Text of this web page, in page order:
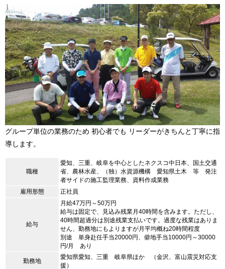
グループ単位の業務のため 初心者でも リーダーがきちんと丁寧に指
導します。
職種
愛知、三重、岐阜を中心としたネクスコ中日本、国土交通
省、農林水産、（独）水資源機構 愛知県土木 等 発注
者サイドの施工監理業務、資料作成業務
雇用形態
正社員
給与
月給47万円～50万円
給与は固定で、見込み残業月40時間を含みます。ただし、
40時間超過分は別途残業支払いです。過度な残業はありま
せん、勤務地にもよりますが月平均概ね20時間程度
別途 単身赴任手当20000円、僻地手当10000円～30000
円/月 あり
勤務地
愛知県愛知、三重 岐阜県ほか （金沢、富山震災対応支
援）